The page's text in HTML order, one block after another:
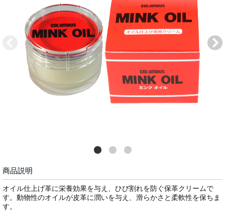
商品説明
オイル仕上げ革に栄養効果を与え、ひび割れを防ぐ保革クリームで
す。動物性のオイルが皮革に潤いを与え、滑らかさと柔軟性を保ちま
す。